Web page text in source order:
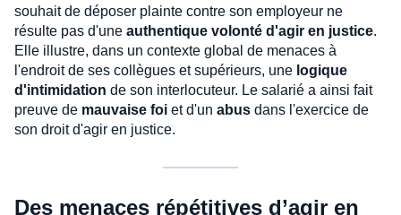
souhait de déposer plainte contre son employeur ne
résulte pas d'une authentique volonté d'agir en justice.
Elle illustre, dans un contexte global de menaces à
l'endroit de ses collègues et supérieurs, une logique
d'intimidation de son interlocuteur. Le salarié a ainsi fait
preuve de mauvaise foi et d'un abus dans l'exercice de
son droit d'agir en justice.
Des menaces répétitives d’agir en